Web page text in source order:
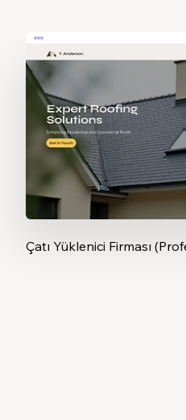
Çatı Yüklenici Firması